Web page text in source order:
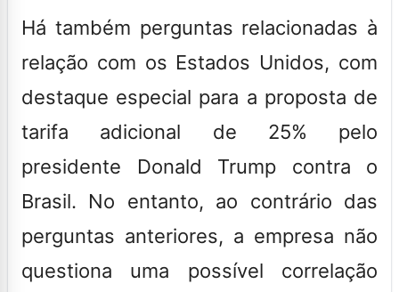
Há também perguntas relacionadas à
relação com os Estados Unidos, com
destaque especial para a proposta de
tarifa adicional de 25% pelo
presidente Donald Trump contra o
Brasil. No entanto, ao contrário das
perguntas anteriores, a empresa não
questiona uma possível correlação